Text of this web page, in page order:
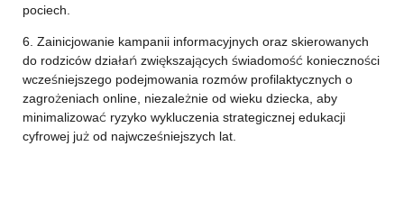
pociech.
6. Zainicjowanie kampanii informacyjnych oraz skierowanych
do rodziców działań zwiększających świadomość konieczności
wcześniejszego podejmowania rozmów profilaktycznych o
zagrożeniach online, niezależnie od wieku dziecka, aby
minimalizować ryzyko wykluczenia strategicznej edukacji
cyfrowej już od najwcześniejszych lat.